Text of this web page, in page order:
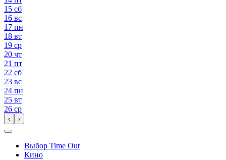
15 сб
16 вс
17 пн
18 вт
19 ср
20 чт
21 пт
22 сб
23 вс
24 пн
25 вт
26 ср
‹ ›
Выбор Time Out
Кино